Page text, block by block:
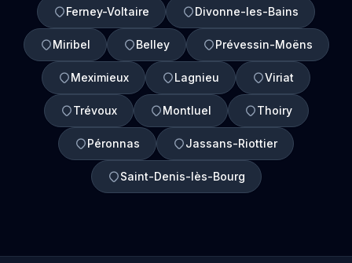
Ferney-Voltaire Divonne-les-Bains
Miribel Belley Prévessin-Moëns
Meximieux Lagnieu Viriat
Trévoux Montluel Thoiry
Péronnas Jassans-Riottier
Saint-Denis-lès-Bourg